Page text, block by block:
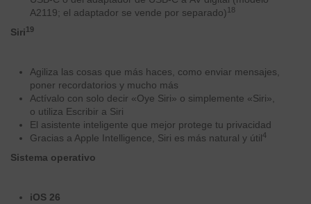
A2119; el adaptador se vende por separado)18
Siri19
Agiliza las cosas que más haces, como enviar mensajes,
poner recordatorios y mucho más
Actívalo con solo decir «Oye Siri» o simplemente «Siri»,
o utiliza Escribir a Siri
El asistente inteligente que mejor protege tu privacidad
Gracias a Apple Intelligence, Siri es más natural y útil4
Sistema operativo
iOS 26